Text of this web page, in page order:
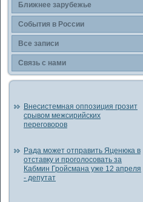
Ближнее зарубежье
События в России
Все записи
Связь с нами
Внесистемная оппозиция грозит
срывом межсирийских
переговоров
Рада может отправить Яценюка в
отставку и проголосовать за
Кабмин Гройсмана уже 12 апреля
- депутат